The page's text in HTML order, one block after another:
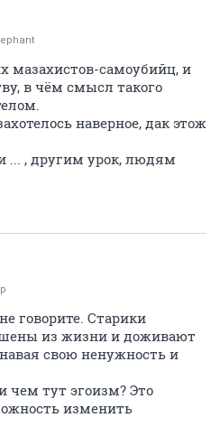
мазахистов-самоубийц, и
в чём смысл такого
наверное, дак этож
... , другим урок, людям
говорите. Старики
из жизни и доживают
свою ненужность и
чем тут эгоизм? Это
изменить